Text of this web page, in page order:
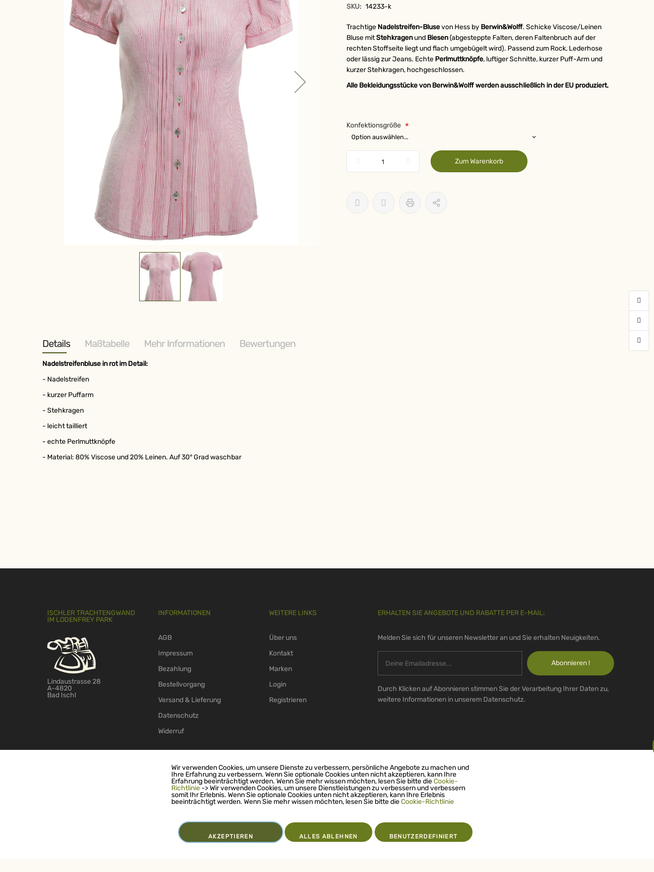
SKU: 14233-k
Trachtige Nadelstreifen-Blusevon Hess by Berwin&Wolff. Schicke Viscose/Leinen
Bluse mitStehkragen und Biesen(abgesteppte Falten, deren Faltenbruch auf der
rechten Stoffseite liegt und flach umgebügelt wird). Passend zum Rock, Lederhose
oder lässig zur Jeans. Echte Perlmuttknöpfe, luftiger Schnitte, kurzer Puff-Arm und
kurzer Stehkragen, hochgeschlossen.
Alle Bekleidungsstücke von Berwin&Wolff werden ausschließlich in der EU produziert.
Konfektionsgröße
Zum Warenkorb
Details
Nadelstreifenbluse in rot im Detail:
- Nadelstreifen
- kurzer Puffarm
- Stehkragen
- leicht tailliert
- echte Perlmuttknöpfe
- Material: 80% Viscose und 20% Leinen. Auf 30° Grad waschbar
Maßtabelle Mehr Informationen Bewertungen
ISCHLER TRACHTENGWAND
IM LODENFREY PARK
Lindaustrasse 28
A-4820
Bad Ischl
INFORMATIONEN
AGB
Impressum
Bezahlung
Bestellvorgang
Versand & Lieferung
Datenschutz
Widerruf
WEITERE LINKS
Über uns
Kontakt
Marken
Login
Registrieren
ERHALTEN SIE ANGEBOTE UND RABATTE PER E-MAIL:
Melden Sie sich für unseren Newsletter an und Sie erhalten Neuigkeiten.
Abonnieren !
Durch Klicken auf Abonnieren stimmen Sie der Verarbeitung Ihrer Daten zu,
weitere Informationen in unserem Datenschutz.
Wir verwenden Cookies, um unsere Dienste zu verbessern, persönliche Angebote zu machen und
Ihre Erfahrung zu verbessern. Wenn Sie optionale Cookies unten nicht akzeptieren, kann Ihre
Erfahrung beeinträchtigt werden. Wenn Sie mehr wissen möchten, lesen Sie bitte dieCookie-
Richtlinie -> Wir verwenden Cookies, um unsere Dienstleistungen zu verbessern und verbessern
somit Ihr Erlebnis. Wenn Sie optionale Cookies unten nicht akzeptieren, kann Ihre Erlebnis
beeinträchtigt werden. Wenn Sie mehr wissen möchten, lesen Sie bitte dieCookie-Richtlinie
AKZEPTIEREN BENUTZERDEFINIERT
ALLES ABLEHNEN